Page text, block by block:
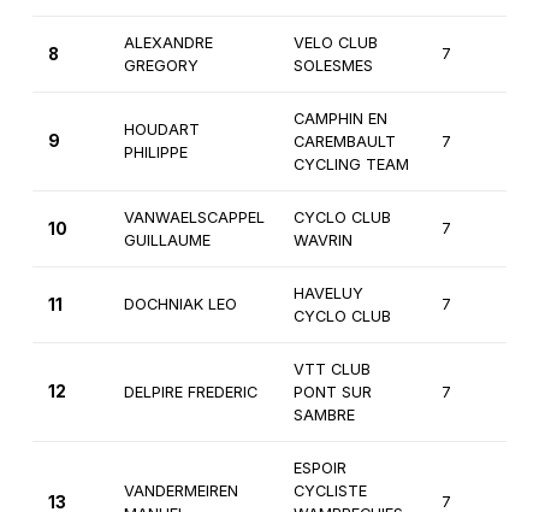
8
ALEXANDRE
GREGORY
VELO CLUB
SOLESMES
7
9
HOUDART
PHILIPPE
CAMPHIN EN
CAREMBAULT
CYCLING TEAM
7
10
VANWAELSCAPPEL
GUILLAUME
CYCLO CLUB
WAVRIN
7
11 DOCHNIAK LEO
HAVELUY
CYCLO CLUB
7
12 DELPIRE FREDERIC
VTT CLUB
PONT SUR
SAMBRE
7
13
VANDERMEIREN
ESPOIR
CYCLISTE
7